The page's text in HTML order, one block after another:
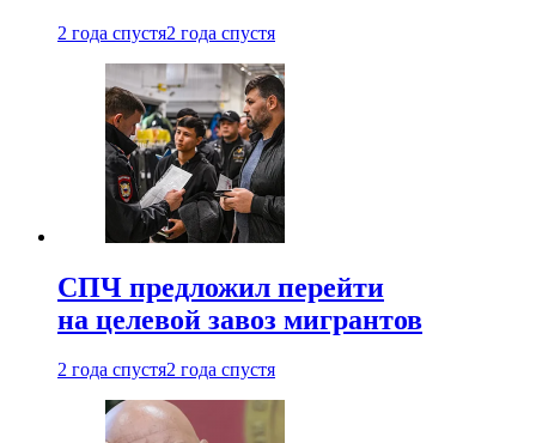
2 года спустя2 года спустя
СПЧ предложил перейти
на целевой завоз мигрантов
2 года спустя2 года спустя